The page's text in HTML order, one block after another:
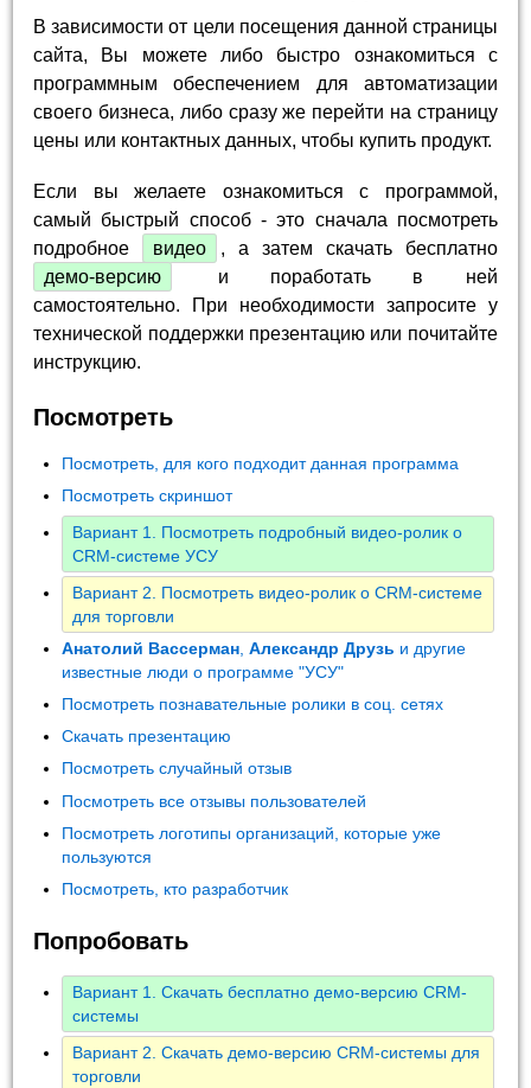
В зависимости от цели посещения данной страницы
сайта, Вы можете либо быстро ознакомиться с
программным обеспечением для автоматизации
своего бизнеса, либо сразу же перейти на страницу
цены или контактных данных, чтобы купить продукт.
Если вы желаете ознакомиться с программой,
самый быстрый способ - это сначала посмотреть
подробное
видео
, а затем скачать бесплатно
демо-версию
и поработать в ней
самостоятельно. При необходимости запросите у
технической поддержки презентацию или почитайте
инструкцию.
Посмотреть
Посмотреть, для кого подходит данная программа
Посмотреть скриншот
Вариант 1. Посмотреть подробный видео-ролик о
CRM-системе УСУ
Вариант 2. Посмотреть видео-ролик о CRM-системе
для торговли
Анатолий Вассерман ,Александр Друзь и другие
известные люди о программе "УСУ"
Посмотреть познавательные ролики в соц. сетях
Скачать презентацию
Посмотреть случайный отзыв
Посмотреть все отзывы пользователей
Посмотреть логотипы организаций, которые уже
пользуются
Посмотреть, кто разработчик
Попробовать
Вариант 1. Скачать бесплатно демо-версию CRM-
системы
Вариант 2. Скачать демо-версию CRM-системы для
торговли